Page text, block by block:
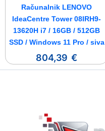
Računalnik LENOVO
IdeaCentre Tower 08IRH9-
13620H i7 / 16GB / 512GB
SSD / Windows 11 Pro / siva
804,39 €